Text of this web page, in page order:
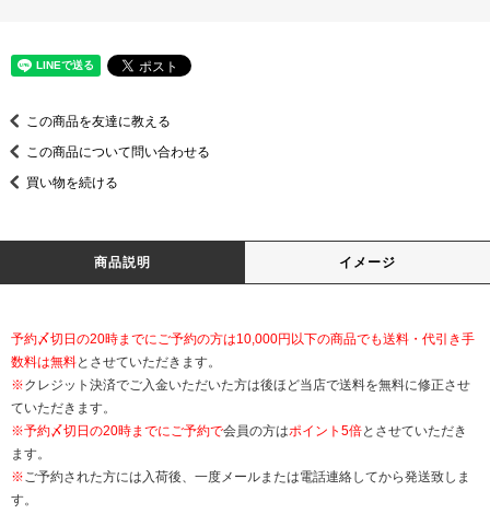
この商品を友達に教える
この商品について問い合わせる
買い物を続ける
商品説明 イメージ
予約〆切日の20時までにご予約の方は10,000円以下の商品でも送料・代引き手
数料は無料とさせていただきます。
※クレジット決済でご入金いただいた方は後ほど当店で送料を無料に修正させ
ていただきます。
※予約〆切日の20時までにご予約で会員の方はポイント5倍とさせていただき
ます。
※ご予約された方には入荷後、一度メールまたは電話連絡してから発送致しま
す。